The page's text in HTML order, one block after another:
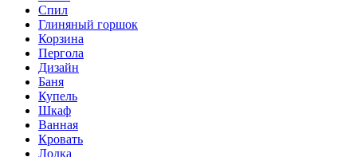
Спил
Глиняный горшок
Корзина
Пергола
Дизайн
Баня
Купель
Шкаф
Ванная
Кровать
Лодка